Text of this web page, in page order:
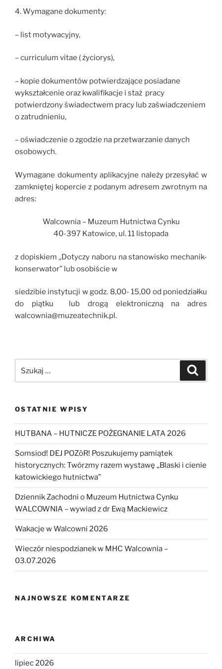
4. Wymagane dokumenty:
– list motywacyjny,
– curriculum vitae ( życiorys),
– kopie dokumentów potwierdzające posiadane
wykształcenie oraz kwalifikacje i staż pracy
potwierdzony świadectwem pracy lub zaświadczeniem
o zatrudnieniu,
– oświadczenie o zgodzie na przetwarzanie danych
osobowych.
Wymagane dokumenty aplikacyjne należy przesyłać w
zamkniętej kopercie z podanym adresem zwrotnym na
adres:
Walcownia – Muzeum Hutnictwa Cynku
40-397 Katowice, ul. 11 listopada
z dopiskiem ,,Dotyczy naboru na stanowisko mechanik-
konserwator” lub osobiście w
siedzibie instytucji w godz. 8,00- 15,00 od poniedziałku
do piątku lub drogą elektroniczną na adres
walcownia@muzeatechnik.pl.
OSTATNIE WPISY
HUTBANA – HUTNICZE POŻEGNANIE LATA 2026
Somsiod! DEJ POZōR! Poszukujemy pamiątek
historycznych: Twórzmy razem wystawę „Blaski i cienie
katowickiego hutnictwa”
Dziennik Zachodni o Muzeum Hutnictwa Cynku
WALCOWNIA – wywiad z dr Ewą Mackiewicz
Wakacje w Walcowni 2026
Wieczór niespodzianek w MHC Walcownia –
03.07.2026
NAJNOWSZE KOMENTARZE
ARCHIWA
lipiec 2026